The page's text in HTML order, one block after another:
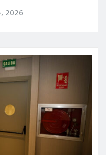
2026